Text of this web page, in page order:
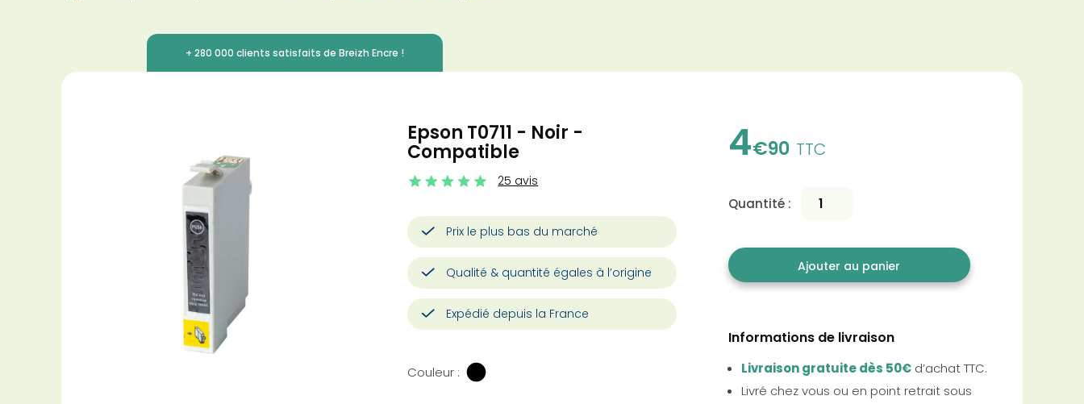
+ 280 000 clients satisfaits de Breizh Encre !
Epson T0711 - Noir -
Compatible
25 avis
Prix le plus bas du marché
Qualité & quantité égales à l’origine
Expédié depuis la France
Couleur :
4€90 TTC
Quantité :
Ajouter au panier
Informations de livraison
Livraison gratuite dès 50€d’achat TTC.
Livré chez vous ou en point retrait sous